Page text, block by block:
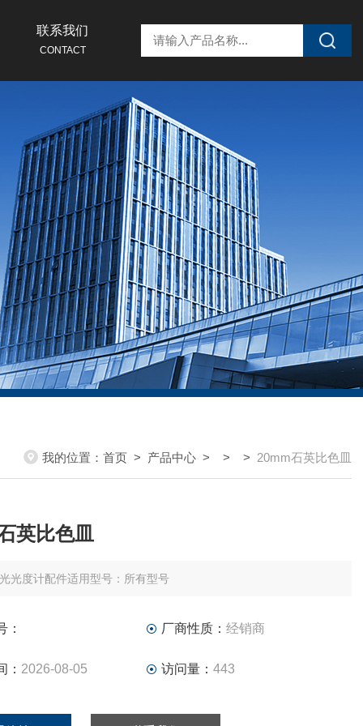
联系我们
CONTACT
我的位置： 首页 > 产品中心 > > > 20mm石英比色皿
英比色皿
光度计配件适用型号：所有型号
： 厂商性质： 经销商
： 2026-08-05 访问量： 443